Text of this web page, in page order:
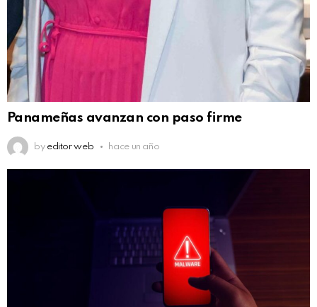
Panameñas avanzan con paso firme
by editor web hace un año